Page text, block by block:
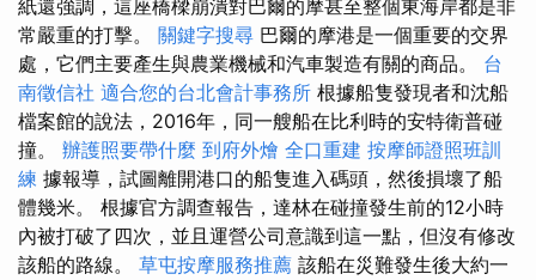
紙還強調，這座橋樑崩潰對巴爾的摩甚至整個東海岸都是非
常嚴重的打擊。 關鍵字搜尋 巴爾的摩港是一個重要的交界
處，它們主要產生與農業機械和汽車製造有關的商品。 台
南徵信社 適合您的台北會計事務所 根據船隻發現者和沈船
檔案館的說法，2016年，同一艘船在比利時的安特衛普碰
撞。 辦護照要帶什麼 到府外燴 全口重建 按摩師證照班訓
練 據報導，試圖離開港口的船隻進入碼頭，然後損壞了船
體幾米。 根據官方調查報告，達林在碰撞發生前的12小時
內被打破了四次，並且運營公司意識到這一點，但沒有修改
該船的路線。 草屯按摩服務推薦 該船在災難發生後大約一